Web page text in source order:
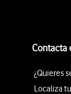
Contacta
¿Quieres
Localiza